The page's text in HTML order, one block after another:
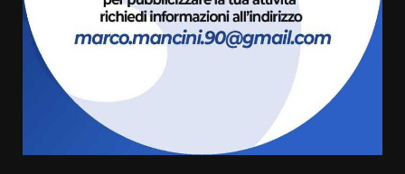
8 Agosto 2026 07:15
“I Contestatori: Musica di
Rivoluzione”: nuovo
appuntamento con “Fasano in
Banda”